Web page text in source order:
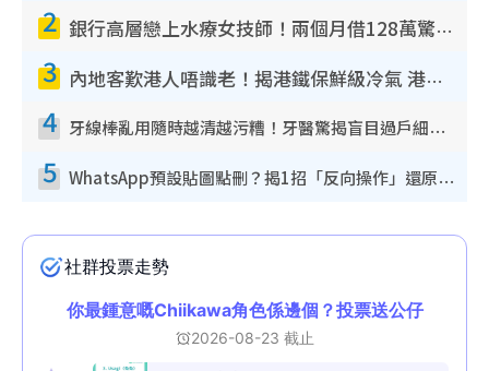
2 銀行高層戀上水療女技師！兩個月借128萬驚覺「沉船」沉落火海 揭背後疑似邪教操控賣淫
3 內地客歎港人唔識老！揭港鐵保鮮級冷氣 港人求放過：咪投訴
4 牙線棒亂用隨時越清越污糟！牙醫驚揭盲目過戶細菌恐致蛀牙：呢種先係日常真保養
5 WhatsApp預設貼圖點刪？揭1招「反向操作」還原簡潔介面 附3步實測教學